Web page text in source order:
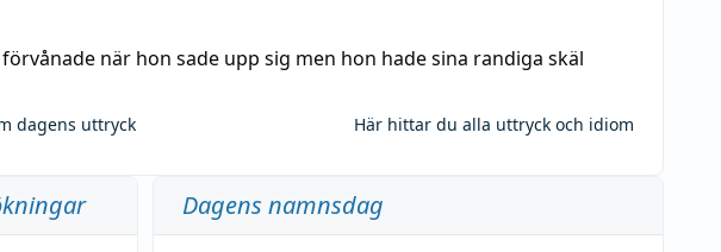
förvånade när hon sade upp sig men hon hade sina randiga skäl
dagens uttryck Här hittar du alla uttryck och idiom
Dagens namnsdag